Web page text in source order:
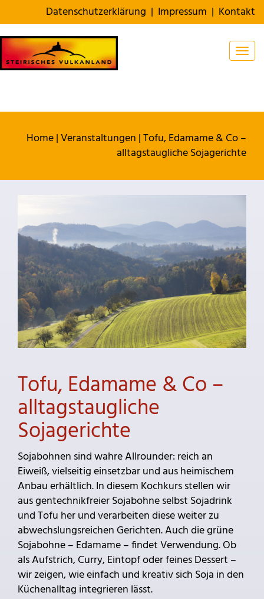
Datenschutzerklärung | Impressum | Kontakt
Home|Veranstaltungen |Tofu, Edamame & Co –
alltagstaugliche Sojagerichte
Tofu, Edamame & Co –
alltagstaugliche
Sojagerichte
Sojabohnen sind wahre Allrounder: reich an
Eiweiß, vielseitig einsetzbar und aus heimischem
Anbau erhältlich. In diesem Kochkurs stellen wir
aus gentechnikfreier Sojabohne selbst Sojadrink
und Tofu her und verarbeiten diese weiter zu
abwechslungsreichen Gerichten. Auch die grüne
Sojabohne – Edamame – findet Verwendung. Ob
als Aufstrich, Curry, Eintopf oder feines Dessert –
wir zeigen, wie einfach und kreativ sich Soja in den
Küchenalltag integrieren lässt.